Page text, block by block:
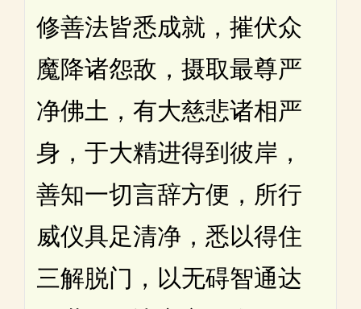
修善法皆悉成就，摧伏众
魔降诸怨敌，摄取最尊严
净佛土，有大慈悲诸相严
身，于大精进得到彼岸，
善知一切言辞方便，所行
威仪具足清净，悉以得住
三解脱门，以无碍智通达